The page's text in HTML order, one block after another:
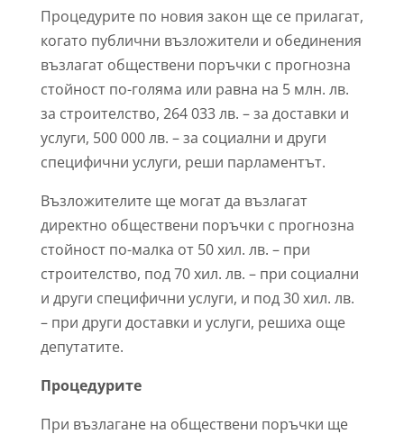
Процедурите по новия закон ще се прилагат,
когато публични възложители и обединения
възлагат обществени поръчки с прогнозна
стойност по-голяма или равна на 5 млн. лв.
за строителство, 264 033 лв. – за доставки и
услуги, 500 000 лв. – за социални и други
специфични услуги, реши парламентът.
Възложителите ще могат да възлагат
директно обществени поръчки с прогнозна
стойност по-малка от 50 хил. лв. – при
строителство, под 70 хил. лв. – при социални
и други специфични услуги, и под 30 хил. лв.
– при други доставки и услуги, решиха още
депутатите.
Процедурите
При възлагане на обществени поръчки ще